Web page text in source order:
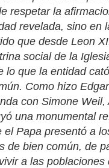
respetar la
revelada, sino en
que desde Leon
social de la
lo que la entidad
Como hizo
con Simone
una monumental
el Papa presentó a
de bien común, de
a las